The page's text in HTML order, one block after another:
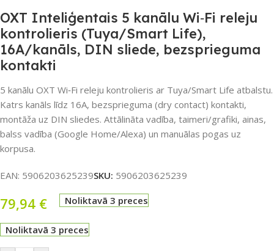
OXT Inteliģentais 5 kanālu Wi‑Fi releju
kontrolieris (Tuya/Smart Life),
16A/kanāls, DIN sliede, bezsprieguma
kontakti
5 kanālu OXT Wi‑Fi releju kontrolieris ar Tuya/Smart Life atbalstu.
Katrs kanāls līdz 16A, bezsprieguma (dry contact) kontakti,
montāža uz DIN sliedes. Attālināta vadība, taimeri/grafiki, ainas,
balss vadība (Google Home/Alexa) un manuālas pogas uz
korpusa.
EAN: 5906203625239SKU: 5906203625239
79,94 € Noliktavā 3 preces
Noliktavā 3 preces